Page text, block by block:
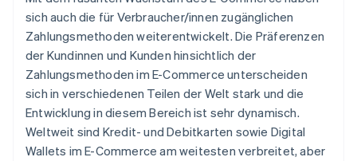
sich auch die für Verbraucher/innen zugänglichen
Zahlungsmethoden weiterentwickelt. Die Präferenzen
der Kundinnen und Kunden hinsichtlich der
Zahlungsmethoden im E-Commerce unterscheiden
sich in verschiedenen Teilen der Welt stark und die
Entwicklung in diesem Bereich ist sehr dynamisch.
Weltweit sind Kredit- und Debitkarten sowie Digital
Wallets im E-Commerce am weitesten verbreitet, aber